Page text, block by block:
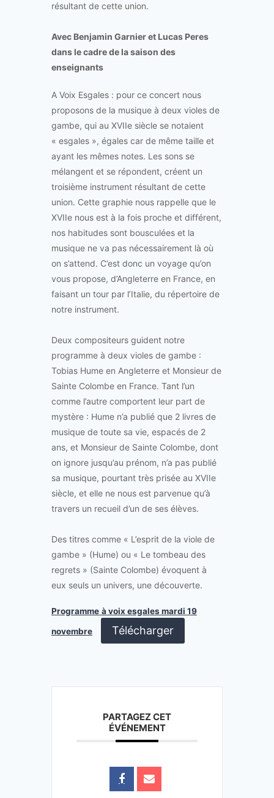
résultant de cette union.
Avec Benjamin Garnier et Lucas Peres
dans le cadre de la saison des
enseignants
A Voix Esgales : pour ce concert nous
proposons de la musique à deux violes de
gambe, qui au XVIIe siècle se notaient
« esgales », égales car de même taille et
ayant les mêmes notes. Les sons se
mélangent et se répondent, créent un
troisième instrument résultant de cette
union. Cette graphie nous rappelle que le
XVIIe nous est à la fois proche et différent,
nos habitudes sont bousculées et la
musique ne va pas nécessairement là où
on s’attend. C’est donc un voyage qu’on
vous propose, d’Angleterre en France, en
faisant un tour par l’Italie, du répertoire de
notre instrument.
Deux compositeurs guident notre
programme à deux violes de gambe :
Tobias Hume en Angleterre et Monsieur de
Sainte Colombe en France. Tant l’un
comme l’autre comportent leur part de
mystère : Hume n’a publié que 2 livres de
musique de toute sa vie, espacés de 2
ans, et Monsieur de Sainte Colombe, dont
on ignore jusqu’au prénom, n’a pas publié
sa musique, pourtant très prisée au XVIIe
siècle, et elle ne nous est parvenue qu’à
travers un recueil d’un de ses élèves.
Des titres comme « L’esprit de la viole de
gambe » (Hume) ou « Le tombeau des
regrets » (Sainte Colombe) évoquent à
eux seuls un univers, une découverte.
Programme à voix esgales mardi 19
novembre Télécharger
PARTAGEZ CET
ÉVÉNEMENT